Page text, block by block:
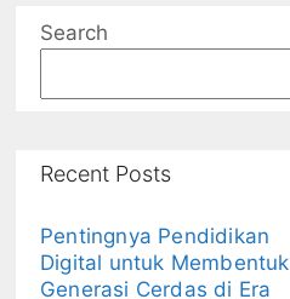
Search
Recent Posts
Pentingnya Pendidikan
Digital untuk Membentuk
Generasi Cerdas di Era